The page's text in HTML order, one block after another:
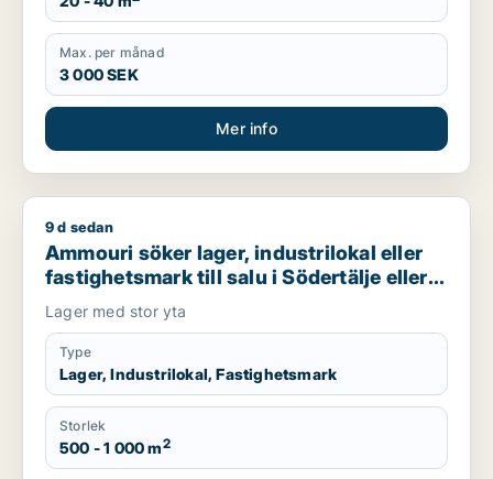
Max. per månad
3 000 SEK
Mer info
Ammouri söker lager, industrilokal eller fastighetsmark till
9 d sedan
Ammouri söker lager, industrilokal eller
fastighetsmark till salu i Södertälje eller
Söderort
Lager med stor yta
Type
Lager, Industrilokal, Fastighetsmark
Storlek
500 - 1 000 m2